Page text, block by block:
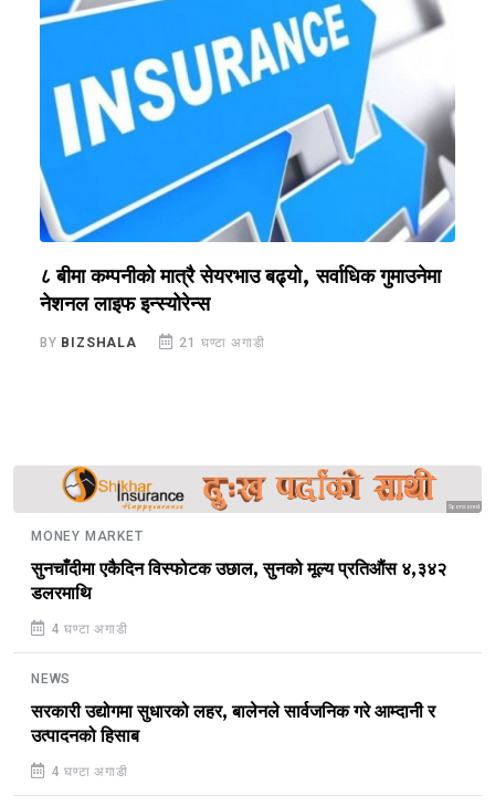
८ बीमा कम्पनीको मात्रै सेयरभाउ बढ्यो, सर्वाधिक गुमाउनेमा
नेशनल लाइफ इन्स्योरेन्स
BY BIZSHALA 21 घण्टा अगाडी
Sponsored
MONEY MARKET
सुनचाँदीमा एकैदिन विस्फोटक उछाल, सुनको मूल्य प्रतिऔंस ४,३४२
डलरमाथि
4 घण्टा अगाडी
NEWS
सरकारी उद्योगमा सुधारको लहर, बालेनले सार्वजनिक गरे आम्दानी र
उत्पादनको हिसाब
4 घण्टा अगाडी